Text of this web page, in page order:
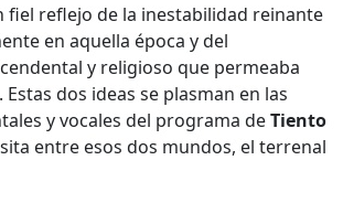
fiel reflejo de la inestabilidad reinante
en aquella época y del
y religioso que permeaba
dos ideas se plasman en las
y vocales del programa deTiento
entre esos dos mundos, el terrenal